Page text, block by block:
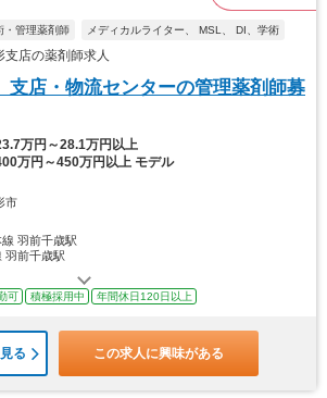
・管理薬剤師 メディカルライター、 MSL、 DI、学術
店の薬剤師求人
支店・物流センターの管理薬剤師募
万円～28.1万円以上
万円～450万円以上 モデル
市
線 羽前千歳駅
羽前千歳駅
可 積極採用中 年間休日120日以上
る この求人に興味がある